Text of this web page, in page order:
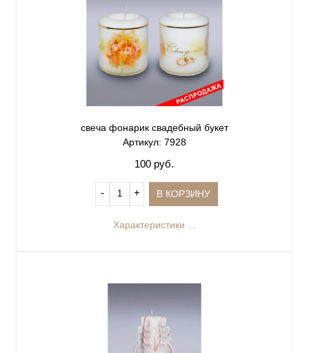
свеча фонарик свадебный букет
Артикул: 7928
100 руб.
‐ + В КОРЗИНУ
Характеристики ...